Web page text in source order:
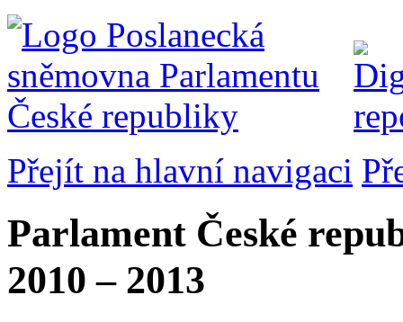
Přejít na hlavní navigaci
Parlament České
2010 – 2013